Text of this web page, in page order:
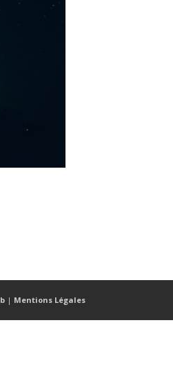
| Mentions Légales